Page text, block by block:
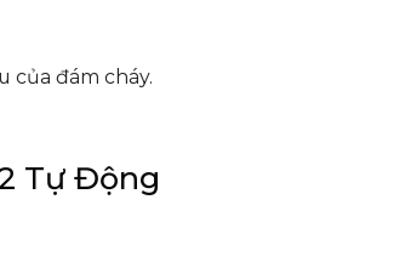
của đám cháy.
Tự Động